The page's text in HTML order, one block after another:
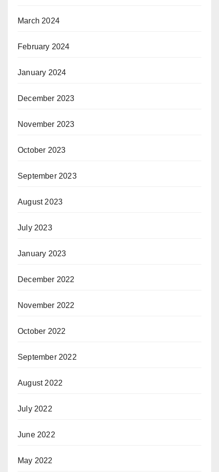
March 2024
February 2024
January 2024
December 2023
November 2023
October 2023
September 2023
August 2023
July 2023
January 2023
December 2022
November 2022
October 2022
September 2022
August 2022
July 2022
June 2022
May 2022